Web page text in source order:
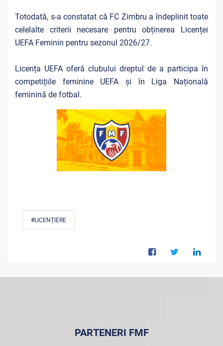
Totodată, s-a constatat că FC Zimbru a îndeplinit toate
celelalte criterii necesare pentru obținerea Licenței
UEFA Feminin pentru sezonul 2026/27.
Licența UEFA oferă clubului dreptul de a participa în
competițiile feminine UEFA și în Liga Națională
feminină de fotbal.
#LICENȚIERE
PARTENERI FMF